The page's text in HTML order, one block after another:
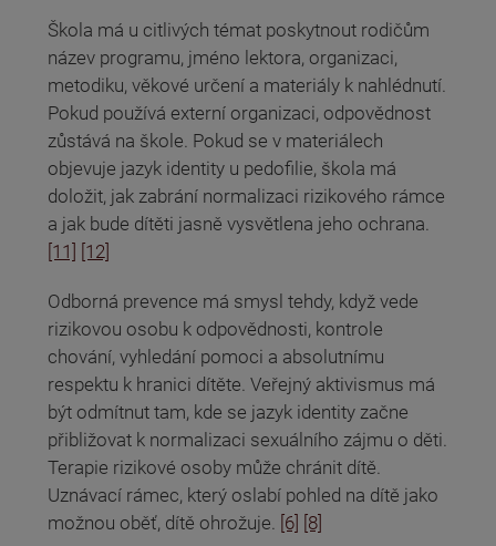
Škola má u citlivých témat poskytnout rodičům
název programu, jméno lektora, organizaci,
metodiku, věkové určení a materiály k nahlédnutí.
Pokud používá externí organizaci, odpovědnost
zůstává na škole. Pokud se v materiálech
objevuje jazyk identity u pedofilie, škola má
doložit, jak zabrání normalizaci rizikového rámce
a jak bude dítěti jasně vysvětlena jeho ochrana.
[11] [12]
Odborná prevence má smysl tehdy, když vede
rizikovou osobu k odpovědnosti, kontrole
chování, vyhledání pomoci a absolutnímu
respektu k hranici dítěte. Veřejný aktivismus má
být odmítnut tam, kde se jazyk identity začne
přibližovat k normalizaci sexuálního zájmu o děti.
Terapie rizikové osoby může chránit dítě.
Uznávací rámec, který oslabí pohled na dítě jako
možnou oběť, dítě ohrožuje. [6] [8]